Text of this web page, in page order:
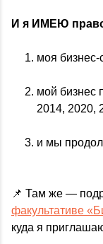
И я ИМЕЮ право
моя бизнес-
мой бизнес
2014, 2020,
и мы
📌 Там же —
факультативе
куда я